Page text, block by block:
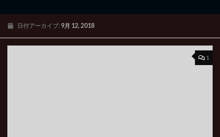
日付アーカイブ: 9月 12, 2018
1